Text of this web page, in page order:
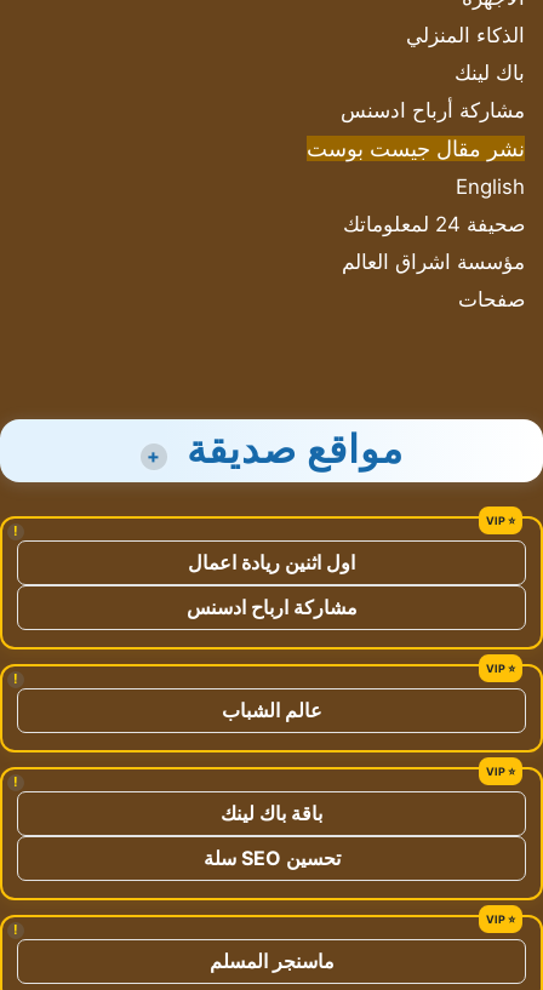
الذكاء المنزلي
باك لينك
مشاركة أرباح ادسنس
نشر مقال جيست بوست
English
صحيفة 24 لمعلوماتك
مؤسسة اشراق العالم
صفحات
مواقع صديقة +
!
اول اثنين ريادة اعمال
مشاركة ارباح ادسنس
!
عالم الشباب
!
باقة باك لينك
تحسين SEO سلة
!
ماسنجر المسلم